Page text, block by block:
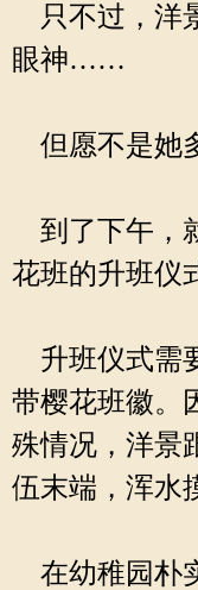
只不过，洋
眼神……
但愿不是她
到了下午，
花班的升班仪
升班仪式需
带樱花班徽。
殊情况，洋景
伍末端，浑水
在幼稚园朴